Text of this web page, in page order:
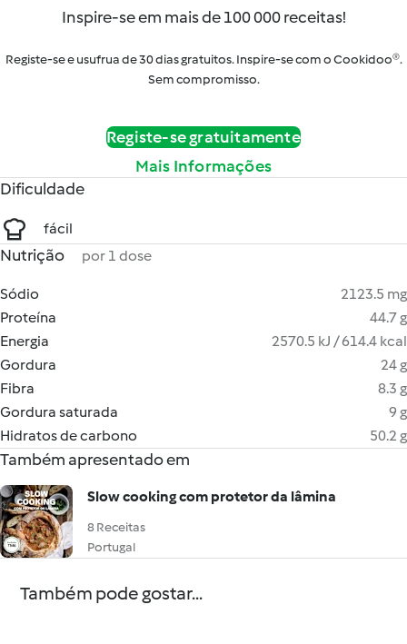
Inspire-se em mais de 100 000 receitas!
Registe-se e usufrua de 30 dias gratuitos. Inspire-se com o Cookidoo®.
Sem compromisso.
Registe-se gratuitamente
Mais Informações
Dificuldade
fácil
Nutrição por 1 dose
Sódio
2123.5 mg
Proteína
44.7 g
Energia
2570.5 kJ / 614.4 kcal
Gordura
24 g
Fibra
8.3 g
Gordura saturada
9 g
Hidratos de carbono
50.2 g
Também apresentado em
Slow cooking com protetor da lâmina
8 Receitas
Portugal
Também pode gostar...